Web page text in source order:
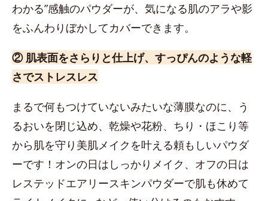
わかる”感触のパウダーが、気になる肌のアラや影
をふんわりぼかしてカバーできます。
② 肌表面をさらりと仕上げ、すっぴんのような軽
さでストレスレス
まるで何もつけていないみたいな薄膜なのに、う
るおいを閉じ込め、乾燥や花粉、ちり・ほこり等
から肌を守り美肌メイクを叶える頼もしいパウダ
ーです！オンの日はしっかりメイク、オフの日は
レステッドエアリースキンパウダーで肌も休めて